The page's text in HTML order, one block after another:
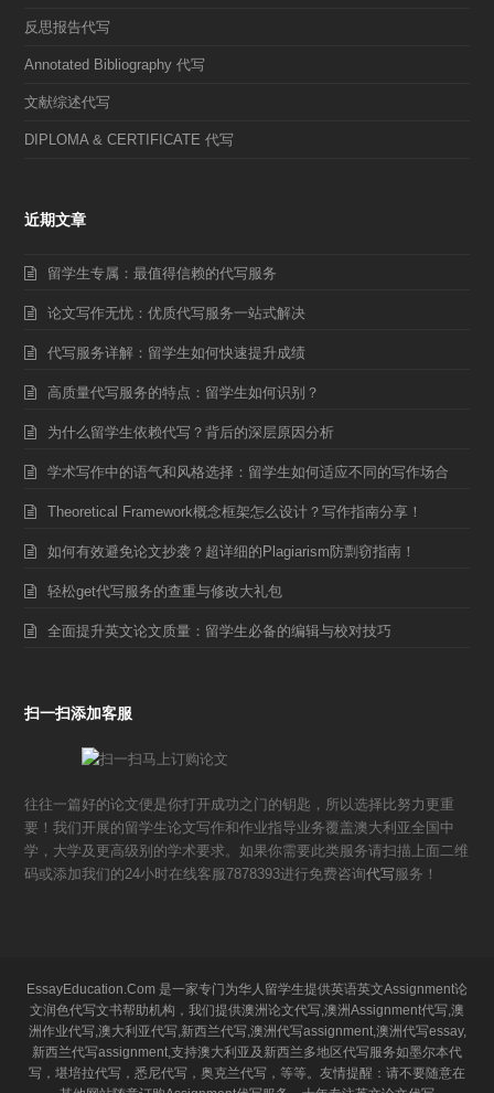
反思报告代写
Annotated Bibliography 代写
文献综述代写
DIPLOMA & CERTIFICATE 代写
近期文章
留学生专属：最值得信赖的代写服务
论文写作无忧：优质代写服务一站式解决
代写服务详解：留学生如何快速提升成绩
高质量代写服务的特点：留学生如何识别？
为什么留学生依赖代写？背后的深层原因分析
学术写作中的语气和风格选择：留学生如何适应不同的写作场合
Theoretical Framework概念框架怎么设计？写作指南分享！
如何有效避免论文抄袭？超详细的Plagiarism防剽窃指南！
轻松get代写服务的查重与修改大礼包
全面提升英文论文质量：留学生必备的编辑与校对技巧
扫一扫添加客服
往往一篇好的论文便是你打开成功之门的钥匙，所以选择比努力更重
要！我们开展的留学生论文写作和作业指导业务覆盖澳大利亚全国中
学，大学及更高级别的学术要求。如果你需要此类服务请扫描上面二维
码或添加我们的24小时在线客服7878393进行免费咨询代写服务！
EssayEducation.Com 是一家专门为华人留学生提供英语英文Assignment论
文润色代写文书帮助机构，我们提供澳洲论文代写,澳洲Assignment代写,澳
洲作业代写,澳大利亚代写,新西兰代写,澳洲代写assignment,澳洲代写essay,
新西兰代写assignment,支持澳大利亚及新西兰多地区代写服务如墨尔本代
写，堪培拉代写，悉尼代写，奥克兰代写，等等。友情提醒：请不要随意在